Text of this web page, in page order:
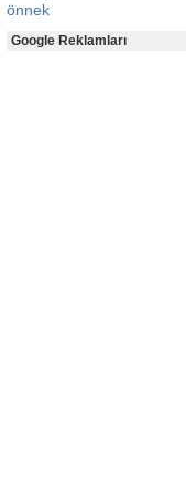
önnek
Google Reklamları